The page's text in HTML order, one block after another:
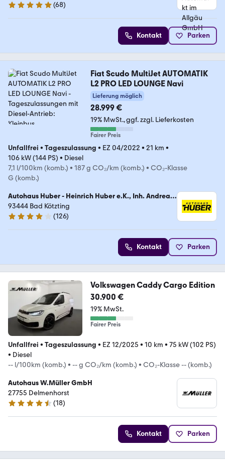
4.8 Sterne
(68)
Kontakt Parken
Fiat Scudo MultiJet AUTOMATIK
L2 PRO LED LOUNGE Navi
Lieferung möglich
28.999 €
19% MwSt. ggf. zzgl. Lieferkosten
Fairer Preis
Unfallfrei • Tageszulassung • EZ 04/2022 • 21 km •
106 kW (144 PS) • Diesel
7,1 l/100km (komb.) • 187 g CO₂/km (komb.) • CO₂-Klasse
G (komb.)
Autohaus Huber - Heinrich Huber e.K., Inh. Andreas
Huber
93444 Bad Kötzting
3.9 Sterne
(126)
Kontakt Parken
Volkswagen Caddy Cargo Edition
30.900 €
19% MwSt.
Fairer Preis
Unfallfrei • Tageszulassung • EZ 12/2025 • 10 km • 75 kW (102 PS)
• Diesel
-- l/100km (komb.) • -- g CO₂/km (komb.) • CO₂-Klasse -- (komb.)
Autohaus W.Müller GmbH
27755 Delmenhorst
4.3 Sterne
(18)
Kontakt Parken